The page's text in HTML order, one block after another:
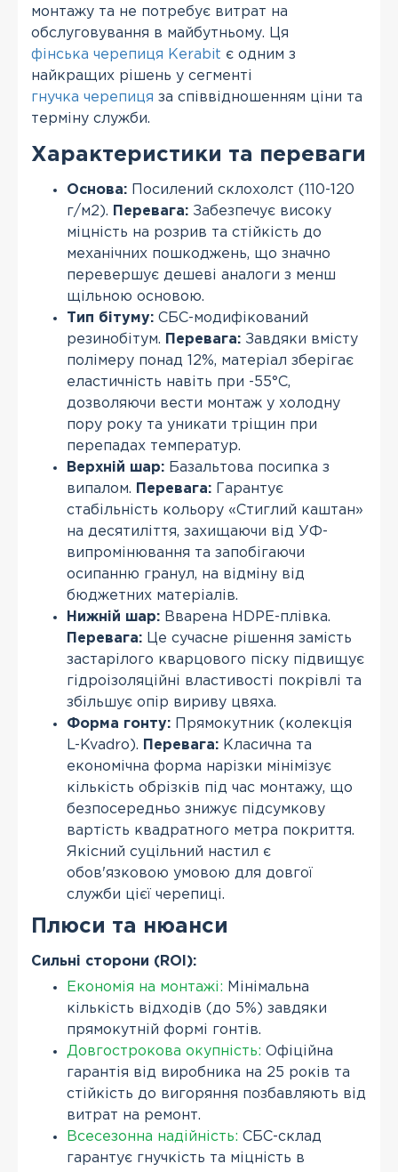
монтажу та не потребує витрат на
обслуговування в майбутньому. Ця
фінська черепиця Kerabit є одним з
найкращих рішень у сегменті
гнучка черепиця за співвідношенням ціни та
терміну служби.
Характеристики та переваги
Основа: Посилений склохолст (110-120
г/м2).
Перевага: Забезпечує високу
міцність на розрив та стійкість до
механічних пошкоджень, що значно
перевершує дешеві аналоги з менш
щільною основою.
Тип бітуму: СБС-модифікований
резинобітум.
Перевага: Завдяки вмісту
полімеру понад 12%, матеріал зберігає
еластичність навіть при -55°С,
дозволяючи вести монтаж у холодну
пору року та уникати тріщин при
перепадах температур.
Верхній шар: Базальтова посипка з
випалом.
Перевага: Гарантує
стабільність кольору «Стиглий каштан»
на десятиліття, захищаючи від УФ-
випромінювання та запобігаючи
осипанню гранул, на відміну від
бюджетних матеріалів.
Нижній шар: Вварена HDPE-плівка.
Перевага: Це сучасне рішення замість
застарілого кварцового піску підвищує
гідроізоляційні властивості покрівлі та
збільшує опір вириву цвяха.
Форма гонту: Прямокутник (колекція
L-Kvadro).
Перевага: Класична та
економічна форма нарізки мінімізує
кількість обрізків під час монтажу, що
безпосередньо знижує підсумкову
вартість квадратного метра покриття.
Якісний суцільний настил є
обов'язковою умовою для довгої
служби цієї черепиці.
Плюси та нюанси
Сильні сторони (ROI):
Економія на монтажі: Мінімальна
кількість відходів (до 5%) завдяки
прямокутній формі гонтів.
Довгострокова окупність: Офіційна
гарантія від виробника на 25 років та
стійкість до вигоряння позбавляють від
витрат на ремонт.
Всесезонна надійність: СБС-склад
гарантує гнучкість та міцність в